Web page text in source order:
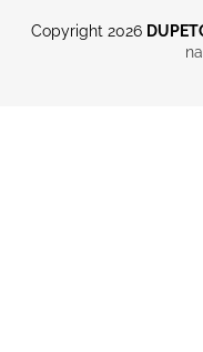
Copyright 2026